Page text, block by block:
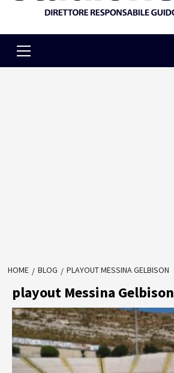
Menu
HOME BLOG PLAYOUT MESSINA GELBISON
playout Messina Gelbison